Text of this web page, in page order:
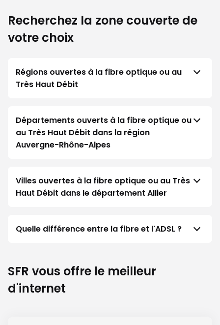
Recherchez la zone couverte de
votre choix
Régions ouvertes à la fibre optique ou au
Très Haut Débit
Départements ouverts à la fibre optique ou
au Très Haut Débit dans la région
Auvergne-Rhône-Alpes
Villes ouvertes à la fibre optique ou au Très
Haut Débit dans le département Allier
Quelle différence entre la fibre et l'ADSL ?
SFR vous offre le meilleur
d'internet